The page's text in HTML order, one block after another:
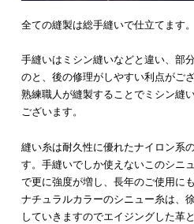
全ての縫製は総手縫いで仕立てます。
手縫いはミシン縫いなどと違い、部
のと、後の修理がしやすい利点がござ
熟練職人が縫製することでミシン縫
ございます。
縫い糸は耐久性に優れたナイロン系
す。手縫いでしか使えないこのシニ
で更に強度が増し、長年のご使用に
ナチュラルカラーのシニュー糸は、
していきますのでエイジングした革